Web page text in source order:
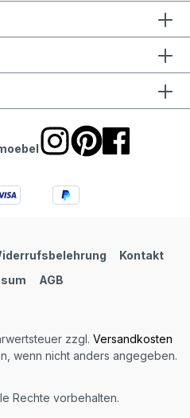
Kontakt
AGB
zzgl. Versandkosten
wenn nicht anders angegeben.
Rechte vorbehalten.